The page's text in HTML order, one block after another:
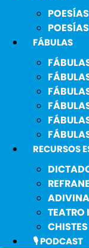
FÁBULAS
RECURSOS
TEATRO
🎙️ PODCAST